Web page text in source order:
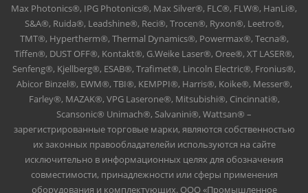
Max Photonics®, IPG Photonics®, Max Silver®, FLC®, FLW®, HanLi®,
S&A®, Ruida®, Leadshine®, Reci®, Trocen®, Ryxon®, Leetro®,
TMT®, Hypertherm®, Thermal Dynamics®, Powermax®, Tecna®,
Tiffen®, DUST OFF®, Kontakt®, G.Weike Laser®, Oree®, XT LASER®,
Senfeng®, Kjellberg®, ESAB®, Trafimet®, Lincoln Electric®, Fronius®,
Abicor Binzel®, EWM®, TBI®, KEMPPI®, Harris®, Koike®, Messer®,
Farley®, MAZAK®, VPG Laserone®, Mitsubishi®, Cincinnati®,
Scansonic® Unimach®, Salvanini®, Wattsan® –
зарегистрированные торговые марки, являются собственностью
их законных правообладателейи используются на сайте
исключительно в информационных целях для обозначения
совместимости, принадлежности или сферы применения
оборудования и комплектующих. ООО «Промышленное